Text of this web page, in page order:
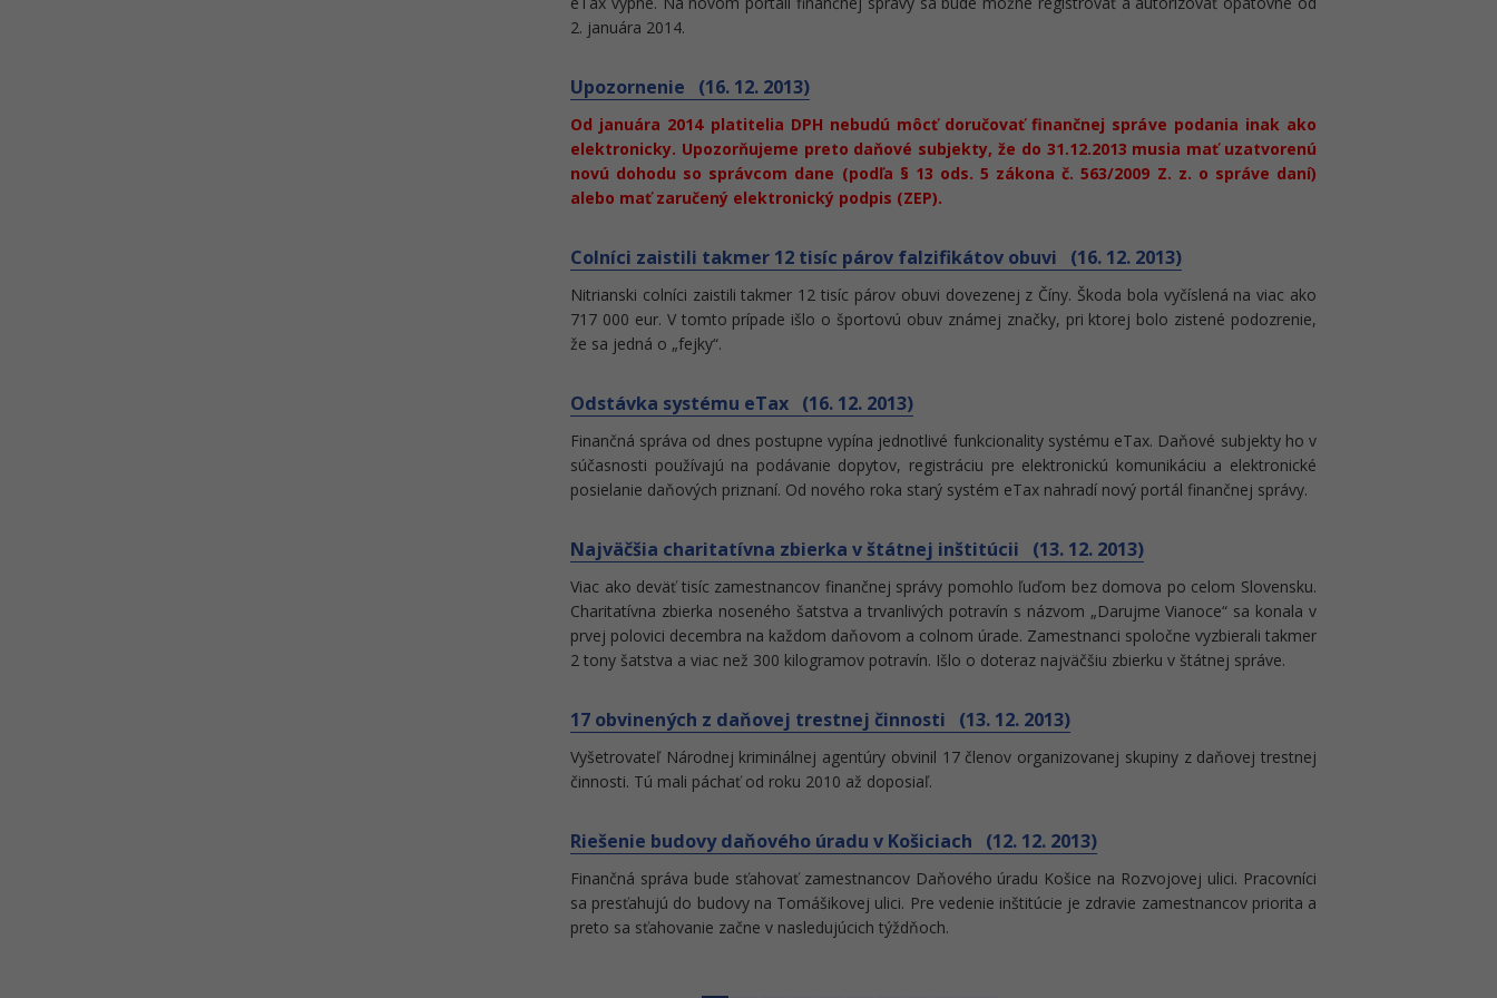
2. januára 2014.
Upozornenie (16. 12. 2013)
Od januára 2014 platitelia DPH nebudú môcť doručovať finančnej správe podania inak ako
elektronicky. Upozorňujeme preto daňové subjekty, že do 31.12.2013 musia mať uzatvorenú
novú dohodu so správcom dane (podľa § 13 ods. 5 zákona č. 563/2009 Z. z. o správe daní)
alebo mať zaručený elektronický podpis (ZEP).
Colníci zaistili takmer 12 tisíc párov falzifikátov obuvi (16. 12. 2013)
Nitrianski colníci zaistili takmer 12 tisíc párov obuvi dovezenej z Číny. Škoda bola vyčíslená na viac ako
717 000 eur. V tomto prípade išlo o športovú obuv známej značky, pri ktorej bolo zistené podozrenie,
že sa jedná o „fejky“.
Odstávka systému eTax (16. 12. 2013)
Finančná správa od dnes postupne vypína jednotlivé funkcionality systému eTax. Daňové subjekty ho v
súčasnosti používajú na podávanie dopytov, registráciu pre elektronickú komunikáciu a elektronické
posielanie daňových priznaní. Od nového roka starý systém eTax nahradí nový portál finančnej správy.
Najväčšia charitatívna zbierka v štátnej inštitúcii (13. 12. 2013)
Viac ako deväť tisíc zamestnancov finančnej správy pomohlo ľuďom bez domova po celom Slovensku.
Charitatívna zbierka noseného šatstva a trvanlivých potravín s názvom „Darujme Vianoce“ sa konala v
prvej polovici decembra na každom daňovom a colnom úrade. Zamestnanci spoločne vyzbierali takmer
2 tony šatstva a viac než 300 kilogramov potravín. Išlo o doteraz najväčšiu zbierku v štátnej správe.
17 obvinených z daňovej trestnej činnosti (13. 12. 2013)
Vyšetrovateľ Národnej kriminálnej agentúry obvinil 17 členov organizovanej skupiny z daňovej trestnej
činnosti. Tú mali páchať od roku 2010 až doposiaľ.
Riešenie budovy daňového úradu v Košiciach (12. 12. 2013)
Finančná správa bude sťahovať zamestnancov Daňového úradu Košice na Rozvojovej ulici. Pracovníci
sa presťahujú do budovy na Tomášikovej ulici. Pre vedenie inštitúcie je zdravie zamestnancov priorita a
preto sa sťahovanie začne v nasledujúcich týždňoch.